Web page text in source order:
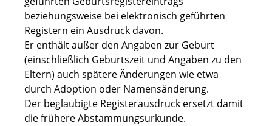
beziehungsweise bei elektronisch geführten
Registern ein Ausdruck davon.
Er enthält außer den Angaben zur Geburt
(einschließlich Geburtszeit und Angaben zu den
Eltern) auch spätere Änderungen wie etwa
durch Adoption oder Namensänderung.
Der beglaubigte Registerausdruck ersetzt damit
die frühere Abstammungsurkunde.